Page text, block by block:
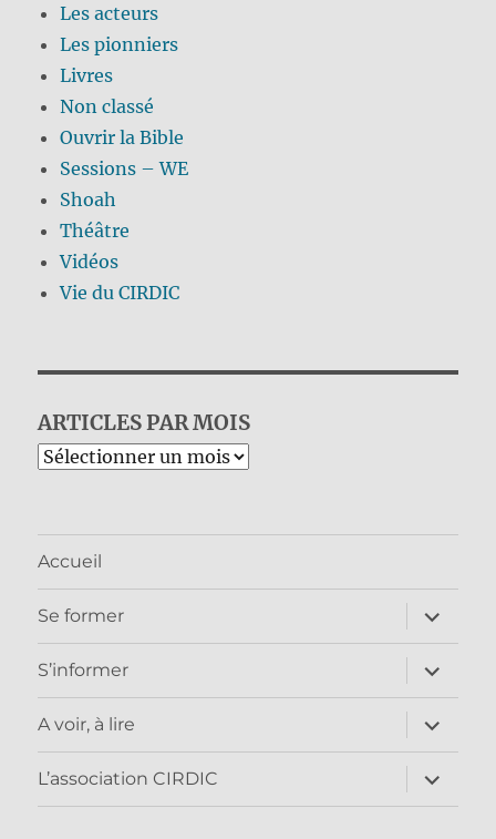
Les acteurs
Les pionniers
Livres
Non classé
Ouvrir la Bible
Sessions – WE
Shoah
Théâtre
Vidéos
Vie du CIRDIC
ARTICLES PAR MOIS
Archives
Accueil
Se former
ouvrir
le
sous-
menu
S’informer
ouvrir
le
sous-
menu
A voir, à lire
ouvrir
le
sous-
menu
L’association CIRDIC
ouvrir
le
sous-